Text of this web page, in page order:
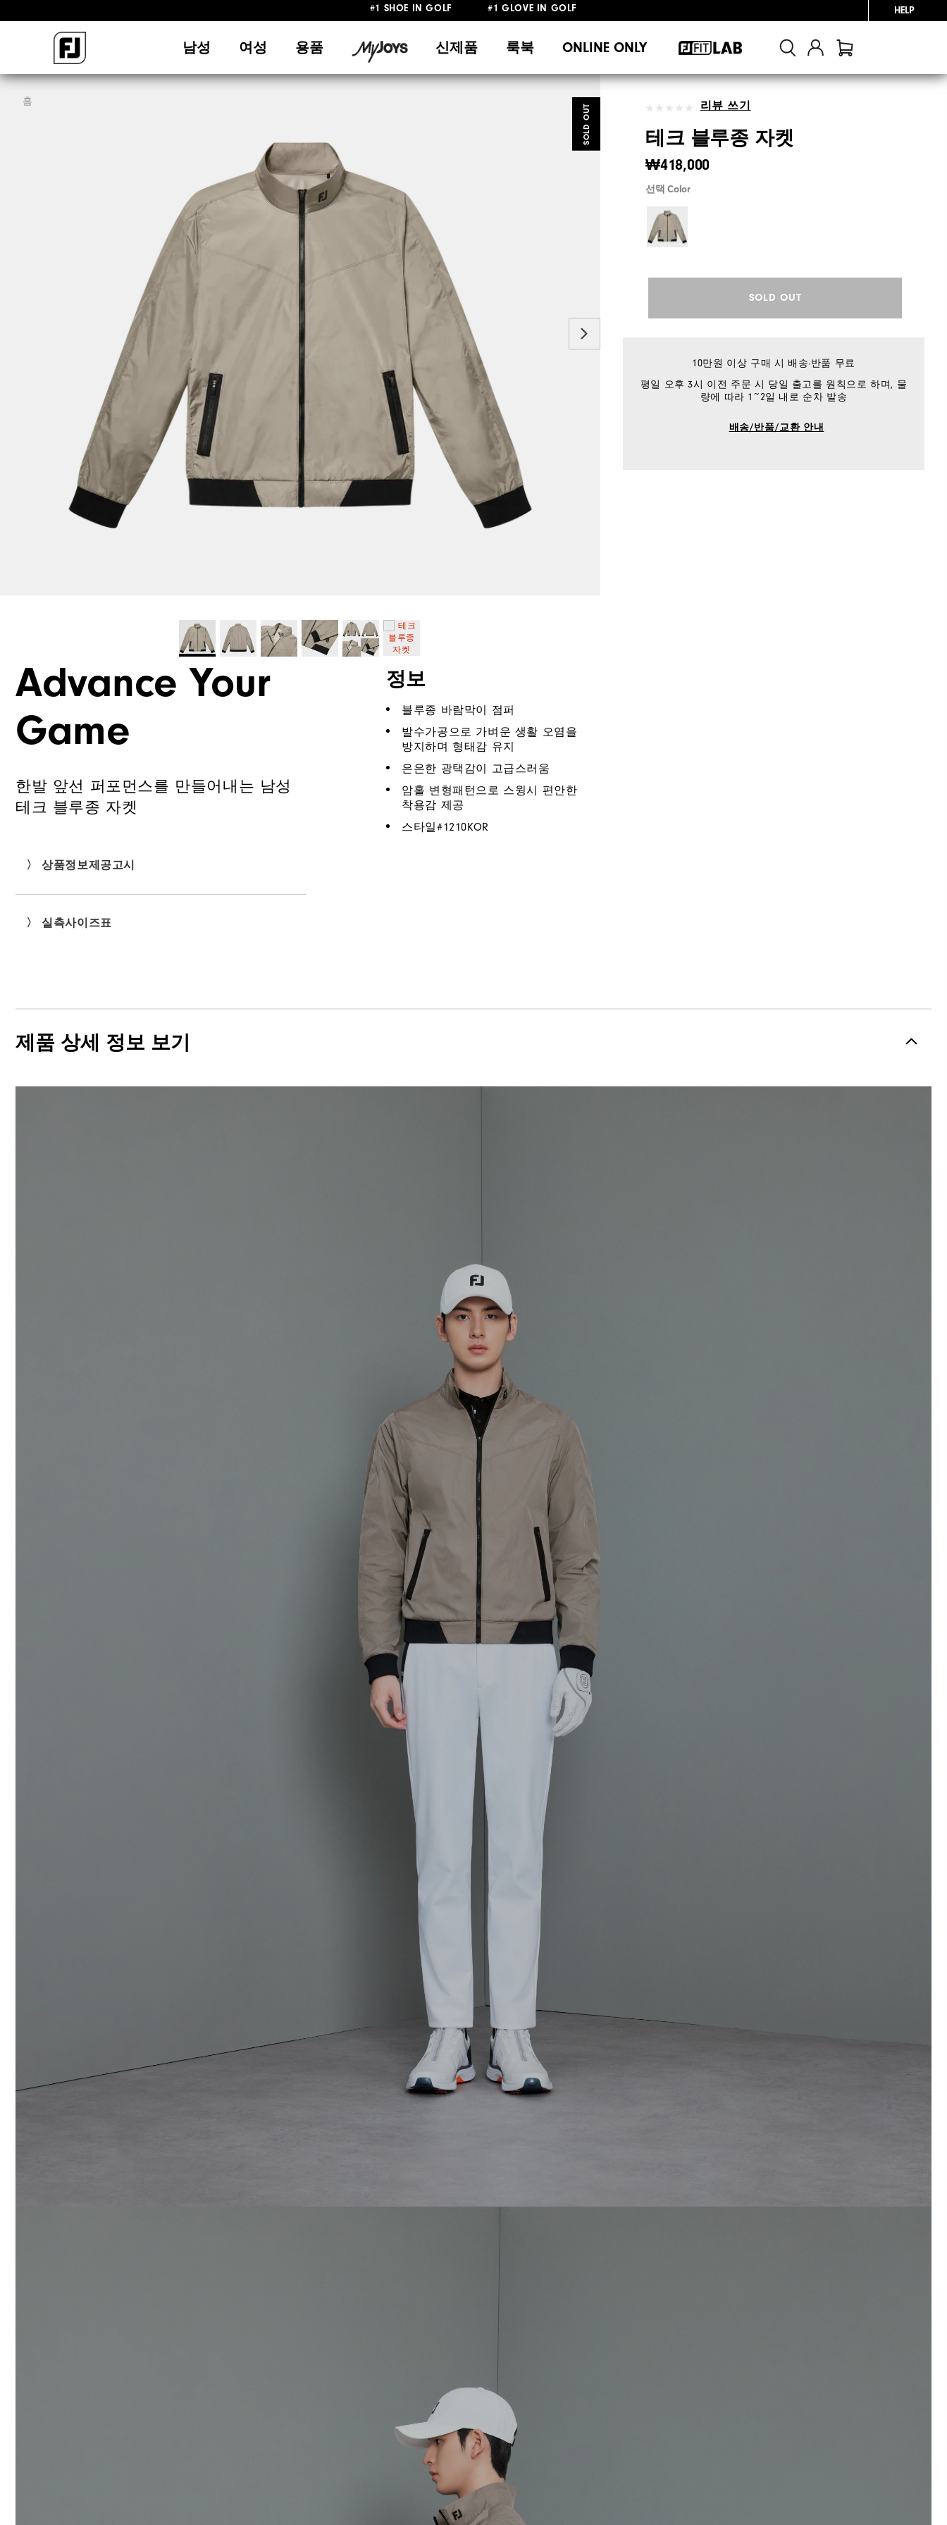
10만원 이상 구매 시 배송·반품 무료 HELP
남성 여성 용품 신제품 룩북 ONLINE ONLY
홈
SOLD OUT 리뷰 쓰기
테크 블루종 자켓
₩418,000
선택 Color
SOLD OUT
10만원 이상 구매 시 배송·반품 무료
평일 오후 3시 이전 주문 시 당일 출고를 원칙으로 하며, 물
량에 따라 1~2일 내로 순차 발송
배송/반품/교환 안내
Advance Your
Game
한발 앞선 퍼포먼스를 만들어내는 남성
테크 블루종 자켓
〉 상품정보제공고시
〉 실측사이즈표
정보
블루종 바람막이 점퍼
발수가공으로 가벼운 생활 오염을
방지하며 형태감 유지
은은한 광택감이 고급스러움
암홀 변형패턴으로 스윙시 편안한
착용감 제공
스타일#1210KOR
제품 상세 정보 보기